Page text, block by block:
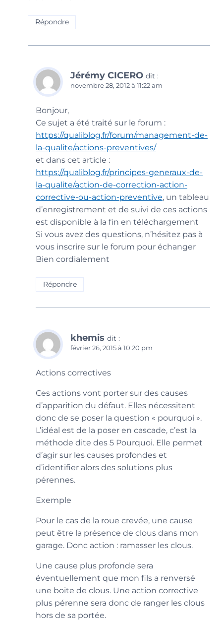
Répondre
Jérémy CICERO dit :
novembre 28, 2012 à 11:22 am
Bonjour,
Ce sujet a été traité sur le forum :
https://qualiblog.fr/forum/management-de-
la-qualite/actions-preventives/
et dans cet article :
https://qualiblog.fr/principes-generaux-de-
la-qualite/action-de-correction-action-
corrective-ou-action-preventive, un tableau
d’enregistrement et de suivi de ces actions
est disponible à la fin en téléchargement
Si vous avez des questions, n’hésitez pas à
vous inscrire sur le forum pour échanger
Bien cordialement
Répondre
khemis dit :
février 26, 2015 à 10:20 pm
Actions correctives
Ces actions vont porter sur des causes
d’apparition du défaut. Elles nécessitent
donc de se poser la question « pourquoi ».
L’idéal est de la poser en cascade, c’est la
méthode dite des 5 Pourquoi. Elle permet
d’agir sur les causes profondes et
d’identifier alors des solutions plus
pérennes.
Exemple
Pour le cas de la roue crevée, une cause
peut être la présence de clous dans mon
garage. Donc action : ramasser les clous.
Une cause plus profonde sera
éventuellement que mon fils a renversé
une boite de clous. Une action corrective
plus pérenne sera donc de ranger les clous
hors de sa portée.